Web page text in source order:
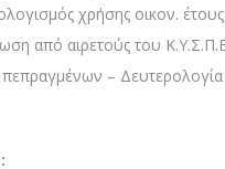
χρήσης οικον.
από αιρετούς του
πεπραγμένων –
: